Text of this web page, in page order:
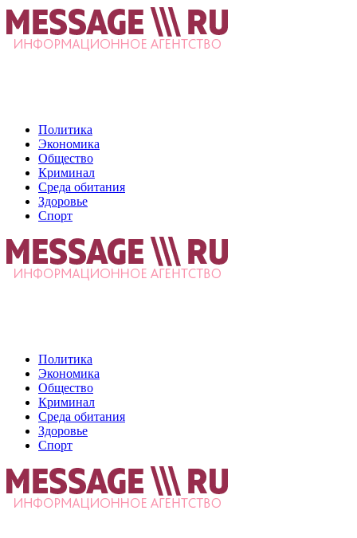
Политика
Экономика
Общество
Криминал
Среда обитания
Здоровье
Спорт
Политика
Экономика
Общество
Криминал
Среда обитания
Здоровье
Спорт